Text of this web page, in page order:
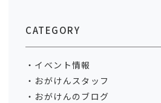
CATEGORY
イベント情報
おがけんスタッフ
おがけんのブログ